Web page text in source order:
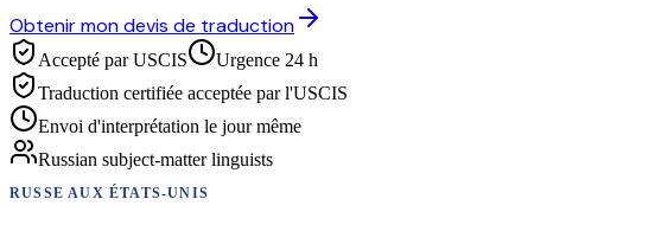
Obtenir mon devis de traduction
Accepté par USCIS
Urgence 24 h
Traduction certifiée acceptée par l'USCIS
Envoi d'interprétation le jour même
Russian subject-matter linguists
RUSSE AUX ÉTATS-UNIS